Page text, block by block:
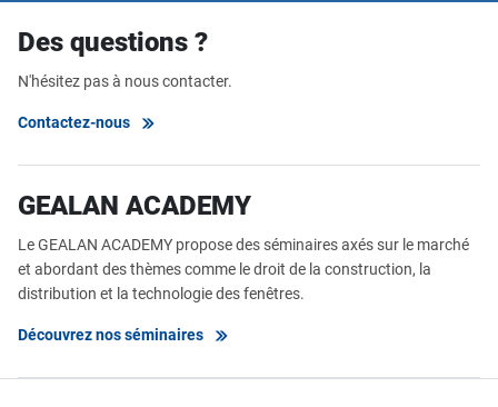
Des questions ?
N'hésitez pas à nous contacter.
Contactez-nous
GEALAN ACADEMY
Le GEALAN ACADEMY propose des séminaires axés sur le marché
et abordant des thèmes comme le droit de la construction, la
distribution et la technologie des fenêtres.
Découvrez nos séminaires